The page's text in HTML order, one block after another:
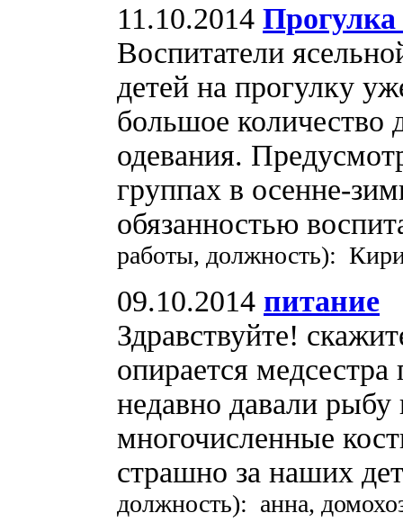
11.10.2014 Прогулка
Воспитатели
детей на прогулку
большое количество
одевания.
группах в осенне-
обязанностью
работы, должность):
09.10.2014 питание
Здравствуйте!
опирается
недавно давали
многочисленные
страшно за наших
должность): анна,